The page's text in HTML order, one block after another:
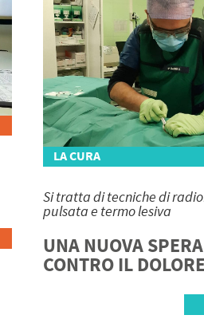
LA CURA
Si tratta di tecniche di
pulsata e termo lesiva
UNA NUOVA
CONTRO IL